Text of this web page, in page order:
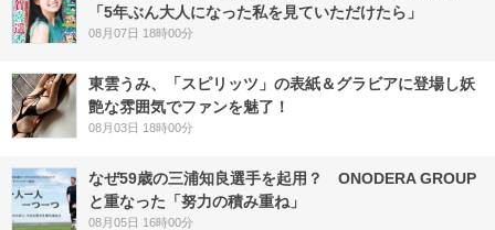
「5年ぶん大人になった私を見ていただけたら」
08月07日 18時00分
東雲うみ、「スピリッツ」の表紙＆グラビアに登場し妖
艶な雰囲気でファンを魅了！
08月03日 18時00分
なぜ59歳の三浦知良選手を起用？ ONODERA GROUP
と重なった「努力の積み重ね」
08月05日 16時00分